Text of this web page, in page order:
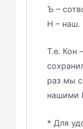
Ъ –
Н – наш.
Т.е. Кон
раз мы
нашими
* Для